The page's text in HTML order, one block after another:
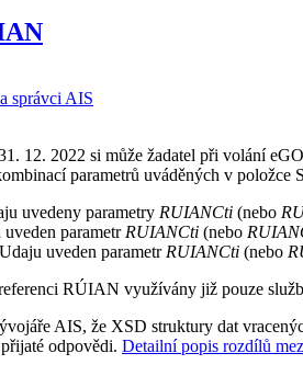
správci AIS
12. 2022 si může žadatel při volání
parametrů uváděných v položce
uvedeny parametry RUIANCti (nebo
parametr RUIANCti (nebo
uveden parametr RUIANCti (nebo
RÚIAN využívány již pouze
AIS, že XSD struktury dat
odpovědi. Detailní popis rozdílů